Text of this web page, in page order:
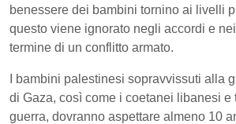
benessere dei bambini tornino ai livelli
questo viene ignorato negli accordi e nei
termine di un conflitto armato.
I bambini palestinesi sopravvissuti alla
di Gaza, così come i coetanei libanesi e
guerra, dovranno aspettare almeno 10